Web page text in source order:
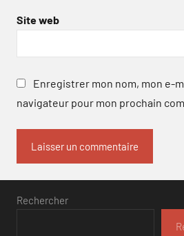
Site web
Enregistrer mon nom, mon e-
navigateur pour mon prochain
Rechercher